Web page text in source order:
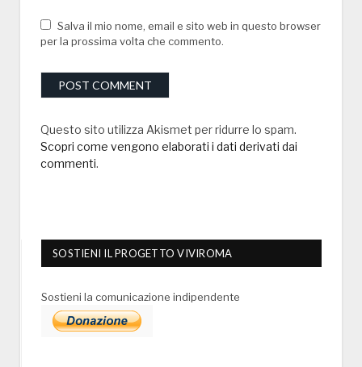
Salva il mio nome, email e sito web in questo browser
per la prossima volta che commento.
Questo sito utilizza Akismet per ridurre lo spam.
Scopri come vengono elaborati i dati derivati dai
commenti.
SOSTIENI IL PROGETTO VIVIROMA
Sostieni la comunicazione indipendente